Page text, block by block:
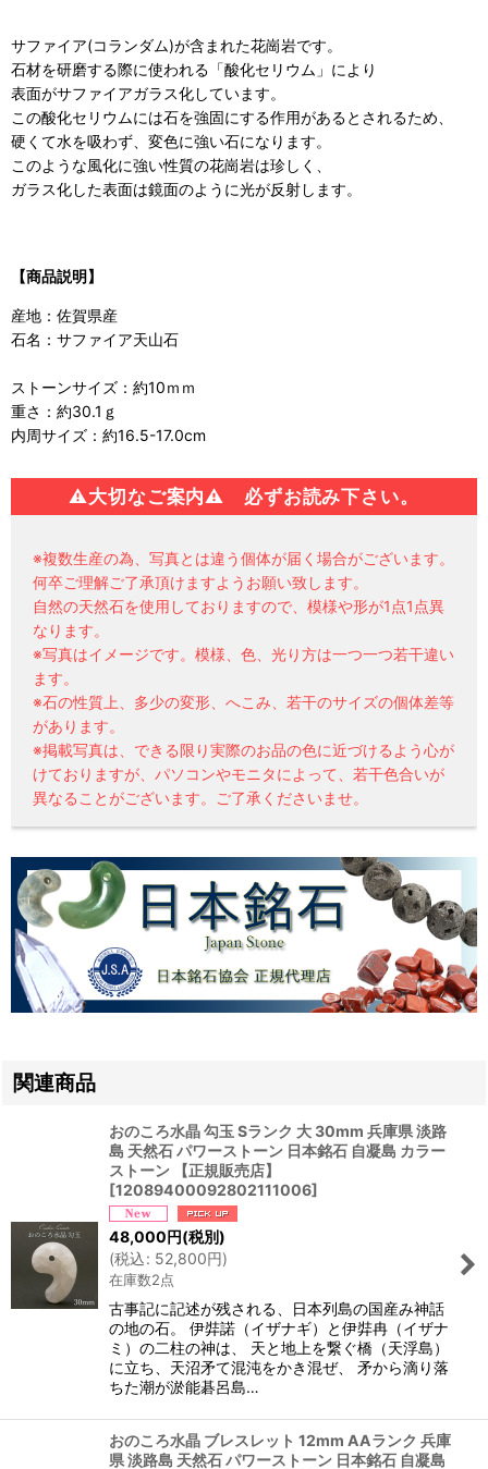
サファイア(コランダム)が含まれた花崗岩です。
石材を研磨する際に使われる「酸化セリウム」により
表面がサファイアガラス化しています。
この酸化セリウムには石を強固にする作用があるとされるため、
硬くて水を吸わず、変色に強い石になります。
このような風化に強い性質の花崗岩は珍しく、
ガラス化した表面は鏡面のように光が反射します。
【商品説明】
産地：佐賀県産
石名：サファイア天山石
ストーンサイズ：約10ｍｍ
重さ：約30.1ｇ
内周サイズ：約16.5-17.0cm
⚠大切なご案内⚠ 必ずお読み下さい。
※複数生産の為、写真とは違う個体が届く場合がございます。
何卒ご理解ご了承頂けますようお願い致します。
自然の天然石を使用しておりますので、模様や形が1点1点異
なります。
※写真はイメージです。模様、色、光り方は一つ一つ若干違い
ます。
※石の性質上、多少の変形、へこみ、若干のサイズの個体差等
があります。
※掲載写真は、できる限り実際のお品の色に近づけるよう心が
けておりますが、パソコンやモニタによって、若干色合いが
異なることがございます。ご了承くださいませ。
関連商品
おのころ水晶 勾玉 Sランク 大 30mm 兵庫県 淡路
島 天然石 パワーストーン 日本銘石 自凝島 カラー
ストーン 【正規販売店】
[12089400092802111006]
48,000円(税別)
(税込: 52,800円)
在庫数2点
古事記に記述が残される、日本列島の国産み神話
の地の石。 伊弉諾（イザナギ）と伊弉冉（イザナ
ミ）の二柱の神は、 天と地上を繋ぐ橋（天浮島）
に立ち、天沼矛て混沌をかき混ぜ、 矛から滴り落
ちた潮が淤能碁呂島…
おのころ水晶 ブレスレット 12mm AAランク 兵庫
県 淡路島 天然石 パワーストーン 日本銘石 自凝島